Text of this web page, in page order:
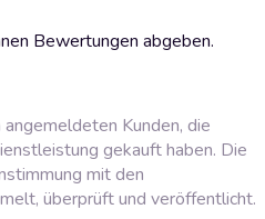
Bewertungen abgeben.
Kunden, die
gekauft haben. Die
mit den
überprüft und veröffentlicht.